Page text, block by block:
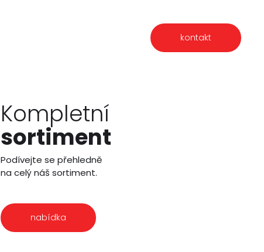
kontakt
Kompletní
sortiment
Podívejte se přehledně
na celý náš sortiment.
nabídka